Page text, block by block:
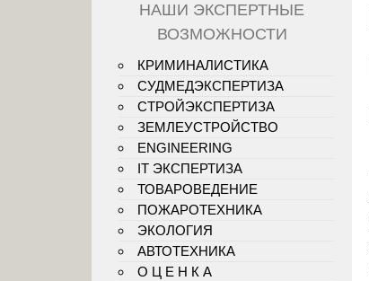
НАШИ ЭКСПЕРТНЫЕ
ВОЗМОЖНОСТИ
КРИМИНАЛИСТИКА
СУДМЕДЭКСПЕРТИЗА
СТРОЙЭКСПЕРТИЗА
ЗЕМЛЕУСТРОЙСТВО
ENGINEERING
IT ЭКСПЕРТИЗА
ТОВАРОВЕДЕНИЕ
ПОЖАРОТЕХНИКА
ЭКОЛОГИЯ
АВТОТЕХНИКА
О Ц Е Н К А